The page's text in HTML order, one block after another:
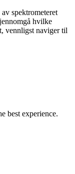
spektrometeret
hvilke
vennligst naviger til
best experience.